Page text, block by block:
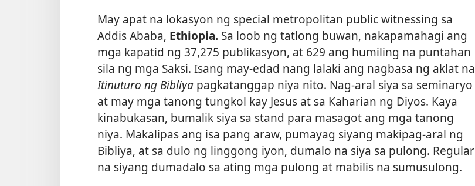
May apat na lokasyon ng special metropolitan public witnessing sa
Addis Ababa, Ethiopia. Sa loob ng tatlong buwan, nakapamahagi ang
mga kapatid ng 37,275 publikasyon, at 629 ang humiling na puntahan
sila ng mga Saksi. Isang may-edad nang lalaki ang nagbasa ng aklat na
Itinuturo ng Bibliya pagkatanggap niya nito. Nag-aral siya sa seminaryo
at may mga tanong tungkol kay Jesus at sa Kaharian ng Diyos. Kaya
kinabukasan, bumalik siya sa stand para masagot ang mga tanong
niya. Makalipas ang isa pang araw, pumayag siyang makipag-aral ng
Bibliya, at sa dulo ng linggong iyon, dumalo na siya sa pulong. Regular
na siyang dumadalo sa ating mga pulong at mabilis na sumusulong.